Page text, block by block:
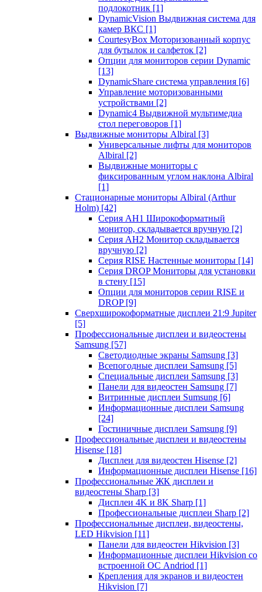
подлокотник [1]
DynamicVision Выдвижная система для
камер ВКС [1]
CourtesyBox Моторизованный корпус
для бутылок и салфеток [2]
Опции для мониторов серии Dynamic
[13]
DynamicShare система управления [6]
Управление моторизованными
устройствами [2]
Dynamic4 Выдвижной мультимедиа
стол переговоров [1]
Выдвижные мониторы Albiral [3]
Универсальные лифты для мониторов
Albiral [2]
Выдвижные мониторы с
фиксированным углом наклона Albiral
[1]
Стационарные мониторы Albiral (Arthur
Holm) [42]
Серия AH1 Широкоформатный
монитор, складывается вручную [2]
Серия AH2 Монитор складывается
вручную [2]
Серия RISE Настенные мониторы [14]
Серия DROP Мониторы для установки
в стену [15]
Опции для мониторов серии RISE и
DROP [9]
Сверхширокоформатные дисплеи 21:9 Jupiter
[5]
Профессиональные дисплеи и видеостены
Samsung [57]
Светодиодные экраны Samsung [3]
Всепогодные дисплеи Samsung [5]
Специальные дисплеи Samsung [3]
Панели для видеостен Samsung [7]
Витринные дисплеи Sumsung [6]
Информационные дисплеи Samsung
[24]
Гостиничные дисплеи Samsung [9]
Профессиональные дисплеи и видеостены
Hisense [18]
Дисплеи для видеостен Hisense [2]
Информационные дисплеи Hisense [16]
Профессиональные ЖК дисплеи и
видеостены Sharp [3]
Дисплеи 4K и 8K Sharp [1]
Профессиональные дисплеи Sharp [2]
Профессиональные дисплеи, видеостены,
LED Hikvision [11]
Панели для видеостен Hikvision [3]
Информационные дисплеи Hikvision со
встроенной ОС Andriod [1]
Крепления для экранов и видеостен
Hikvision [7]